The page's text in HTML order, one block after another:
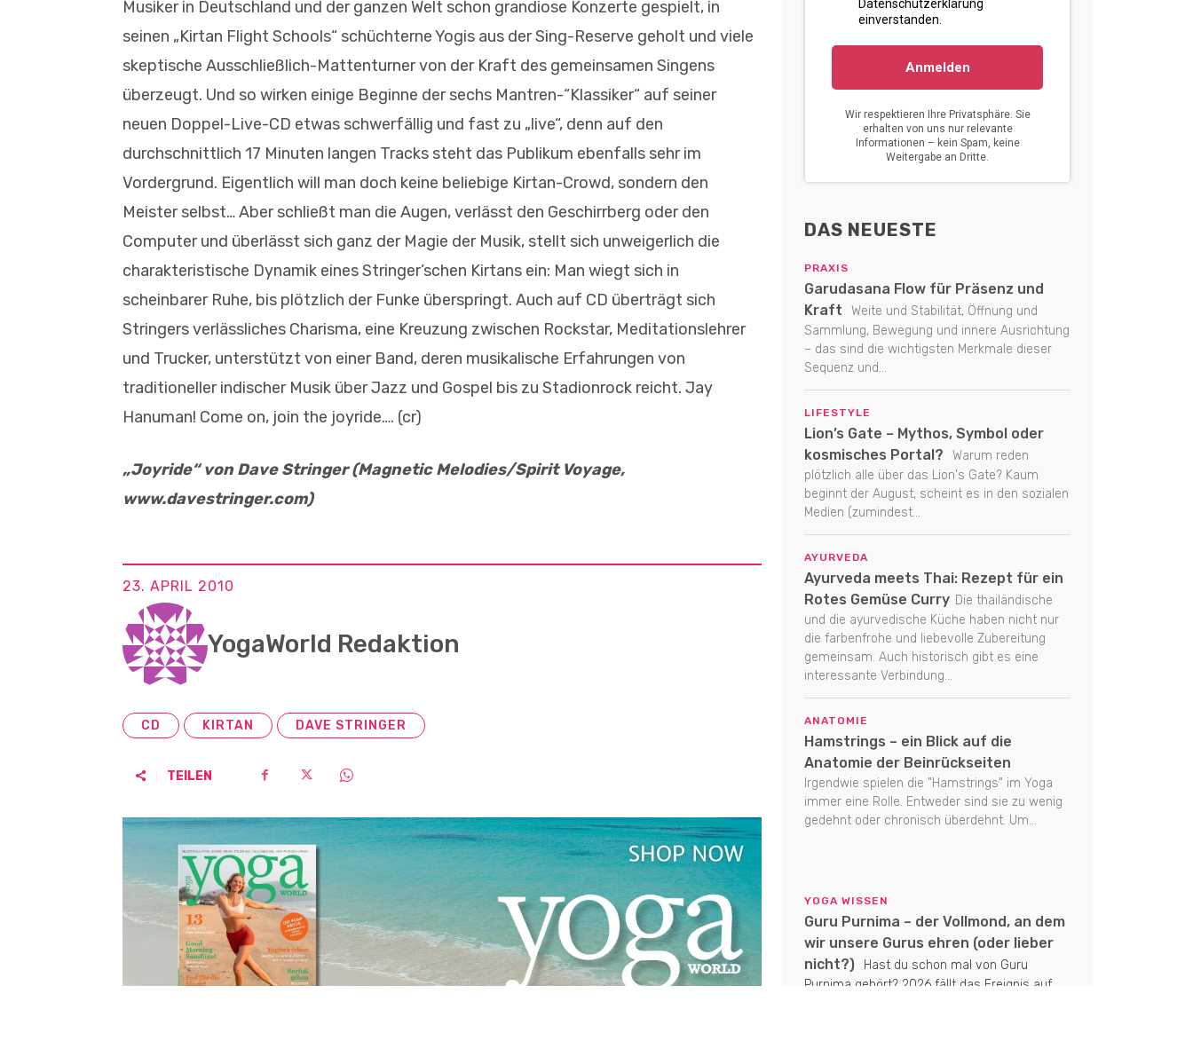
Musiker in Deutschland und der ganzen Welt schon grandiose Konzerte gespielt, in
seinen „Kirtan Flight Schools“ schüchterne Yogis aus der Sing-Reserve geholt und viele
skeptische Ausschließlich-Mattenturner von der Kraft des gemeinsamen Singens
überzeugt. Und so wirken einige Beginne der sechs Mantren-“Klassiker“ auf seiner
neuen Doppel-Live-CD etwas schwerfällig und fast zu „live“, denn auf den
durchschnittlich 17 Minuten langen Tracks steht das Publikum ebenfalls sehr im
Vordergrund. Eigentlich will man doch keine beliebige Kirtan-Crowd, sondern den
Meister selbst… Aber schließt man die Augen, verlässt den Geschirrberg oder den
Computer und überlässt sich ganz der Magie der Musik, stellt sich unweigerlich die
charakteristische Dynamik eines Stringer’schen Kirtans ein: Man wiegt sich in
scheinbarer Ruhe, bis plötzlich der Funke überspringt. Auch auf CD überträgt sich
Stringers verlässliches Charisma, eine Kreuzung zwischen Rockstar, Meditationslehrer
und Trucker, unterstützt von einer Band, deren musikalische Erfahrungen von
traditioneller indischer Musik über Jazz und Gospel bis zu Stadionrock reicht. Jay
Hanuman! Come on, join the joyride…. (cr)
„Joyride“ von Dave Stringer (Magnetic Melodies/Spirit Voyage,
www.davestringer.com)
23. APRIL 2010
YogaWorld Redaktion
CD KIRTAN DAVE STRINGER
TEILEN
DAS NEUESTE
PRAXIS
Garudasana Flow für Präsenz und
Kraft
Weite und Stabilität, Öffnung und
Sammlung, Bewegung und innere Ausrichtung
– das sind die wichtigsten Merkmale dieser
Sequenz und...
LIFESTYLE
Lion’s Gate – Mythos, Symbol oder
kosmisches Portal?
Warum reden
plötzlich alle über das Lion's Gate? Kaum
beginnt der August, scheint es in den sozialen
Medien (zumindest...
AYURVEDA
Ayurveda meets Thai: Rezept für ein
Rotes Gemüse Curry Die thailändische
und die ayurvedische Küche haben nicht nur
die farbenfrohe und liebevolle Zubereitung
gemeinsam. Auch historisch gibt es eine
interessante Verbindung...
ANATOMIE
Hamstrings – ein Blick auf die
Anatomie der Beinrückseiten
Irgendwie spielen die "Hamstrings" im Yoga
immer eine Rolle. Entweder sind sie zu wenig
gedehnt oder chronisch überdehnt. Um...
YOGA WISSEN
Guru Purnima – der Vollmond, an dem
wir unsere Gurus ehren (oder lieber
nicht?)
Hast du schon mal von Guru
Purnima gehört? 2026 fällt das Ereignis auf